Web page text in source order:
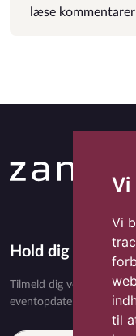
Vi
Vi
til
læse
Hold dig
Tilmeld dig vores
eventopdateringer og